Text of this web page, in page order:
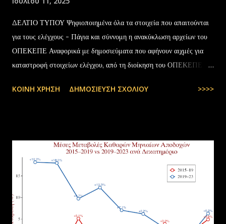
ΔΕΛΤΙΟ ΤΥΠΟΥ Ψηφιοποιημένα όλα τα στοιχεία που απαιτούνται
για τους ελέγχους - Πάγια και σύννομη η ανακύκλωση αρχείων του
ΟΠΕΚΕΠΕ Αναφορικά με δημοσιεύματα που αφήνουν αιχμές για
καταστροφή στοιχείων ελέγχου, από τη διοίκηση του ΟΠΕΚΕΠΕ
εστάλη προς ανακύκλωση στις 10-07-2025 στην Θεσσαλονίκη,
αποστολή των Πινάκων αρχείων Καταστρεπτέων Υλικών της ΠΔ
Μακεδονίας-Θράκης και ολοκληρώθηκε με το υπ.αρ.πρωτ.
23412/02-07-2025 έγγραφο της ΑΑΔΕ και το από 10-07-2025
πρωτόκολλο παράδοσης υλικών μεταξύ της ΑΑΔΕ-Γενική Δ/νση
Τελωνείων-Τμήμα Διαχείρισης Δημόσιου Υλικού και της
συνεργαζόμενης με αυτήν εταιρείας ανακύκλωσης. Διευκρινίζεται ότι
ΚΟΙΝΉ ΧΡΉΣΗ ΔΗΜΟΣΊΕΥΣΗ ΣΧΟΛΊΟΥ >>>>